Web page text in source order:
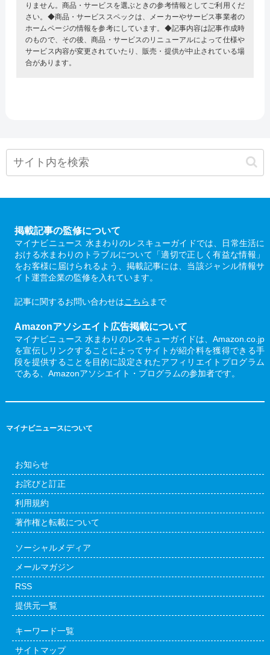
りません。商品・サービスを選ぶときの参考情報としてご利用くだ
さい。◆商品・サービススペックは、メーカーやサービス事業者の
ホームページの情報を参考にしています。◆記事内容は記事作成時
のもので、その後、商品・サービスのリニューアルによって仕様や
サービス内容が変更されていたり、販売・提供が中止されている場
合があります。
掲載記事の監修について
マイナビニュース 水まわりのレスキューガイドでは、日常生活に
おける水まわりのトラブルについて「適切で正しく有益な情報」
をお客様に届けられるよう、掲載記事には、当該ジャンル情報サ
イト運営企業の監修を入れています。
記事に関するお問い合わせはこちら まで
Amazonアソシエイト広告掲載について
マイナビニュース 水まわりのレスキューガイドは、Amazon.co.jp
を宣伝しリンクすることによってサイトが紹介料を獲得できる手
段を提供することを目的に設定されたアフィリエイトプログラム
である、Amazonアソシエイト・プログラムの参加者です。
マイナビニュースについて
お知らせ
お詫びと訂正
利用規約
著作権と転載について
ソーシャルメディア
メールマガジン
RSS
提供元一覧
キーワード一覧
サイトマップ